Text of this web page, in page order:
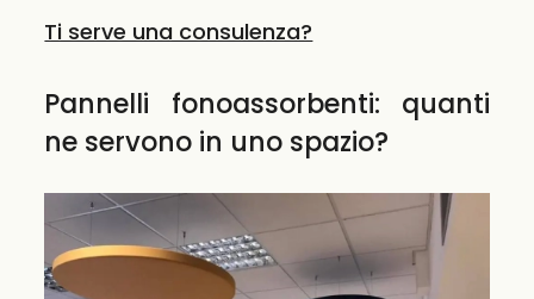
Ti serve una consulenza?
Pannelli fonoassorbenti: quanti
ne servono in uno spazio?